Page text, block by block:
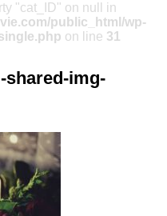
"cat_ID" on null in
public_html/wp-
on line 31
shared-img-